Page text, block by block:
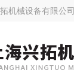
拓机械设备有限公司